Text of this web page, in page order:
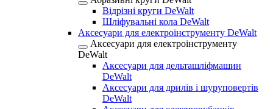
Відрізні круги DeWalt
Шліфувальні кола DeWalt
Аксесуари для електроінструменту DeWalt
Аксесуари для електроінструменту
DeWalt
Аксесуари для дельташліфмашин
DeWalt
Аксесуари для дрилів і шуруповертів
DeWalt